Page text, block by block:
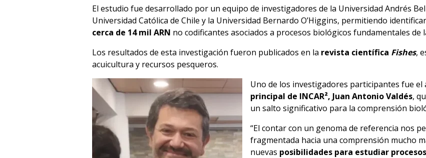
El estudio fue desarrollado por un equipo de investigadores de la Universidad Andrés
Universidad Católica de Chile y la Universidad Bernardo O’Higgins, permitiendo
cerca de 14 mil ARN no codificantes asociados a procesos biológicos fundamentales de
Los resultados de esta investigación fueron publicados en la revista científica Fishes,
acuicultura y recursos pesqueros.
Uno de los investigadores participantes fue el
principal de INCAR², Juan Antonio Valdés,
un salto significativo para la comprensión
“El contar con un genoma de referencia nos
fragmentada hacia una comprensión mucho
nuevas posibilidades para estudiar